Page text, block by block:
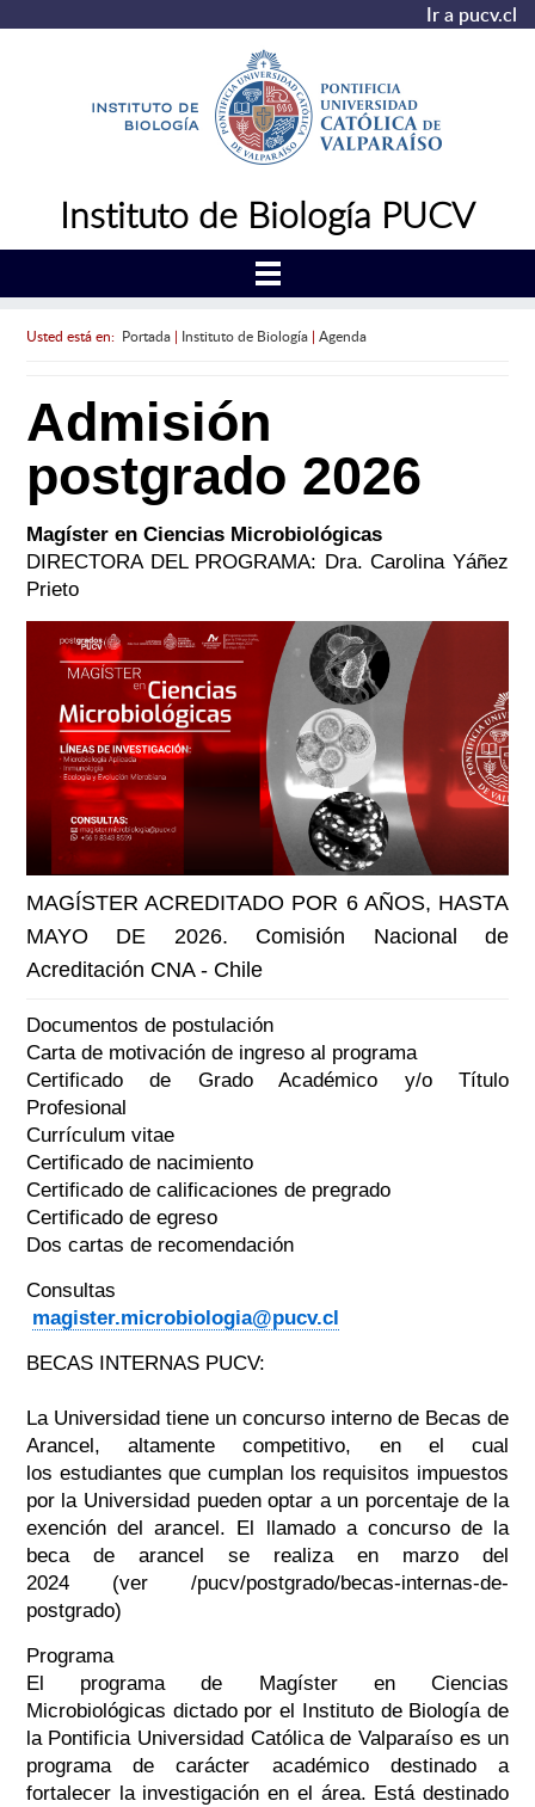
Ir a pucv.cl
Instituto de Biología PUCV
Usted está en: Portada| Instituto de Biología| Agenda
Admisión
postgrado 2026
Magíster en Ciencias Microbiológicas
DIRECTORA DEL PROGRAMA: Dra. Carolina Yáñez
Prieto
MAGÍSTER ACREDITADO POR 6 AÑOS, HASTA
MAYO DE 2026. Comisión Nacional de
Acreditación CNA - Chile
Documentos de postulación
Carta de motivación de ingreso al programa
Certificado de Grado Académico y/o Título
Profesional
Currículum vitae
Certificado de nacimiento
Certificado de calificaciones de pregrado
Certificado de egreso
Dos cartas de recomendación
Consultas
magister.microbiologia@pucv.cl
BECAS INTERNAS PUCV:
La Universidad tiene un concurso interno de Becas de
Arancel, altamente competitivo, en el cual
los estudiantes que cumplan los requisitos impuestos
por la Universidad pueden optar a un porcentaje de la
exención del arancel. El llamado a concurso de la
beca de arancel se realiza en marzo del
2024 (ver /pucv/postgrado/becas-internas-de-
postgrado)
Programa
El programa de Magíster en Ciencias
Microbiológicas dictado por el Instituto de Biología de
la Pontificia Universidad Católica de Valparaíso es un
programa de carácter académico destinado a
fortalecer la investigación en el área. Está destinado